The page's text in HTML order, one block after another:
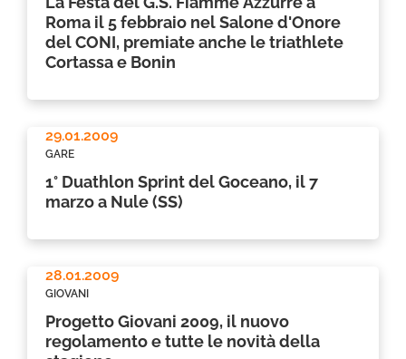
Roma il 5 febbraio nel Salone d'Onore
del CONI, premiate anche le triathlete
Cortassa e Bonin
29.01.2009
GARE
1° Duathlon Sprint del Goceano, il 7
marzo a Nule (SS)
28.01.2009
GIOVANI
Progetto Giovani 2009, il nuovo
regolamento e tutte le novità della